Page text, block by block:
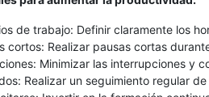
de trabajo: Definir claramente los
cortos: Realizar pausas cortas
Minimizar las interrupciones y
Realizar un seguimiento regular